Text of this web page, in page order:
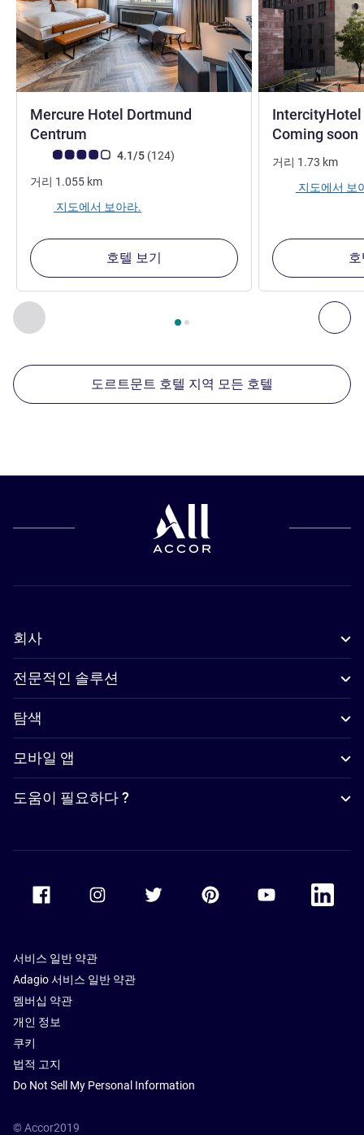
이전 - 주변에 있는 다른 시설 다
2/ 페이지 , 주변에 있는 다른 시설 1 :, 주변에 있는 다른 시
Mercure Hotel Dortmund
Centrum
고객 평점 (ALL 평가)4.1/5 (124리뷰
)
거리 1.055 km
지도에서 보아라.
호텔 보기
Coming soon
거리 1.73 km
지도에서 보
도르트문트 호텔 지역 모든 호텔
회사
전문적인 솔루션
탐색
모바일 앱
도움이 필요하다 ?
Accor Facebook Accor TwitterAccor PinterestAccor Youtube
Accor
서비스 일반 약관
Adagio 서비스 일반 약관
멤버십 약관
개인 정보
쿠키
법적 고지
Do Not Sell My Personal Information
© Accor2019